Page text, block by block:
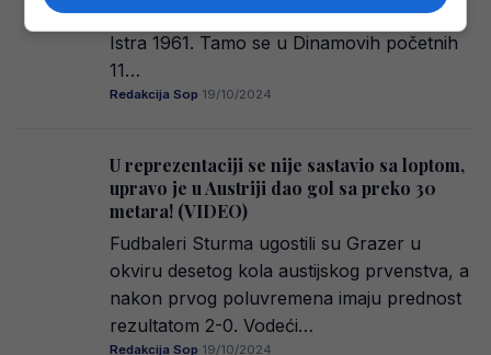
otvara na Aldo Drosini gdje ga dočekuje
Istra 1961. Tamo se u Dinamovih početnih
11…
Redakcija Sop·19/10/2024
U reprezentaciji se nije sastavio sa loptom,
upravo je u Austriji dao gol sa preko 30
metara! (VIDEO)
Fudbaleri Sturma ugostili su Grazer u
okviru desetog kola austijskog prvenstva, a
nakon prvog poluvremena imaju prednost
rezultatom 2-0. Vodeći…
Redakcija Sop·19/10/2024